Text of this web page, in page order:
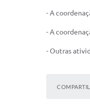
- A
- A
- Outras